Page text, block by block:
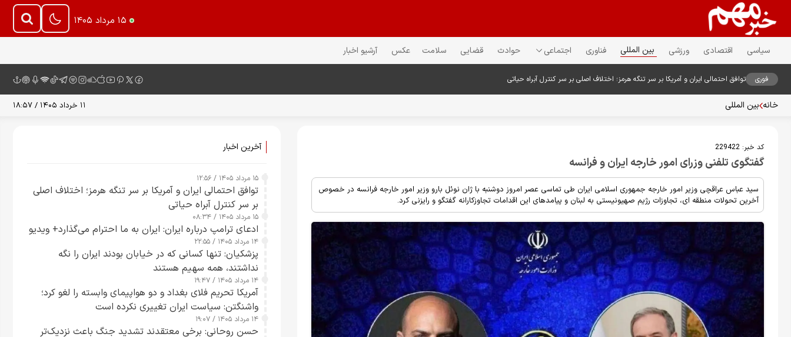
۱۵ مرداد ۱۴۰۵
سیاسی اقتصادی ورزشی بین المللی فناوری اجتماعی حوادث قضایی سلامت عکس آرشیو اخبار
فوری توافق احتمالی ایران و آمریکا بر سر تنگه هرمز؛ اختلاف اصلی بر سر کنترل آبراه حیاتی
خانه بین المللی ۱۱ خرداد ۱۴۰۵ / ۱۸:۵۷
کد خبر: 229422
گفتگوی تلفنی وزرای امور خارجه ایران و فرانسه
سید عباس عراقچی وزیر امور خارجه جمهوری اسلامی ایران طی تماسی عصر امروز دوشنبه با ژان نوئل بارو وزیر امور خارجه فرانسه در خصوص
آخرین تحولات منطقه ای، تجاوزات رژیم صهیونیستی به لبنان و پیامدهای این اقدامات تجاوزکارانه گفتگو و رایزنی کرد.
آخرین اخبار
۱۵ مرداد ۱۴۰۵ / ۱۲:۵۶
توافق احتمالی ایران و آمریکا بر سر تنگه هرمز؛ اختلاف اصلی
بر سر کنترل آبراه حیاتی
۱۵ مرداد ۱۴۰۵ / ۰۸:۳۴
ادعای ترامپ درباره ایران: ایران به ما احترام می‌گذارد+ ویدیو
۱۴ مرداد ۱۴۰۵ / ۲۲:۵۵
پزشکیان: تنها کسانی که در خیابان بودند ایران را نگه
نداشتند، همه سهیم هستند
۱۴ مرداد ۱۴۰۵ / ۱۹:۴۷
آمریکا تحریم فلای بغداد و دو هواپیمای وابسته را لغو کرد؛
واشنگتن: سیاست ایران تغییری نکرده است
۱۴ مرداد ۱۴۰۵ / ۱۹:۰۷
حسن روحانی: برخی معتقدند تشدید جنگ باعث نزدیک‌تر